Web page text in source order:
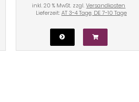
inkl. 20 % MwSt. zzgl.Versandkosten
Lieferzeit:AT 3-4 Tage, DE 7-10 Tage